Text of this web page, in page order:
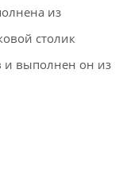
из
столик
и выполнен он из